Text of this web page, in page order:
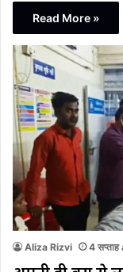
Read More »
Aliza Rizvi 4